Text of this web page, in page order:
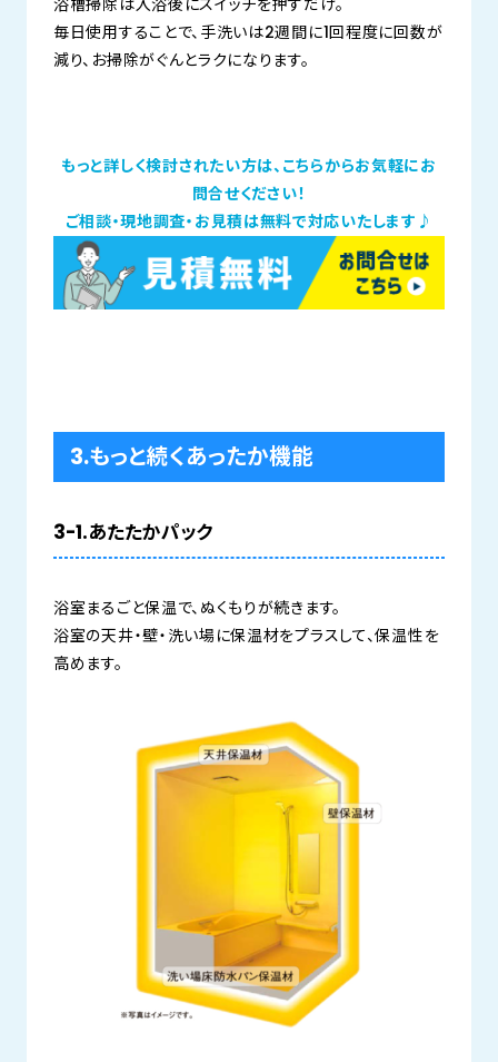
浴槽掃除は入浴後にスイッチを押すだけ。
毎日使用することで、手洗いは2週間に1回程度に回数が
減り、お掃除がぐんとラクになります。
もっと詳しく検討されたい方は、こちらからお気軽にお
問合せください！
ご相談・現地調査・お見積は無料で対応いたします♪
3.もっと続くあったか機能
3-1.あたたかパック
浴室まるごと保温で、ぬくもりが続きます。
浴室の天井・壁・洗い場に保温材をプラスして、保温性を
高めます。